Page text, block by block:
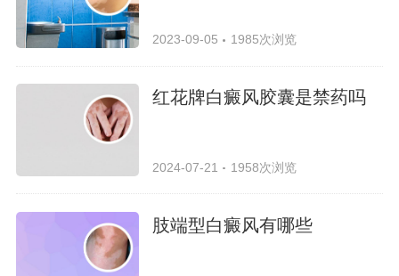
2023-09-05 1985次浏览
红花牌白癜风胶囊是禁药吗
2024-07-21 1958次浏览
肢端型白癜风有哪些